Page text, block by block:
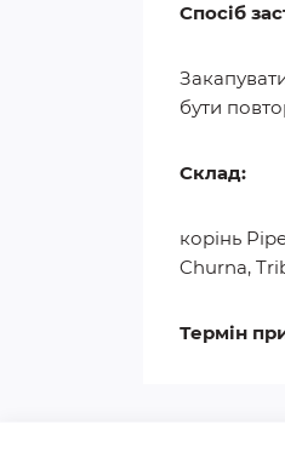
Спосіб
бути
Склад:
корінь
Churna,
Термін